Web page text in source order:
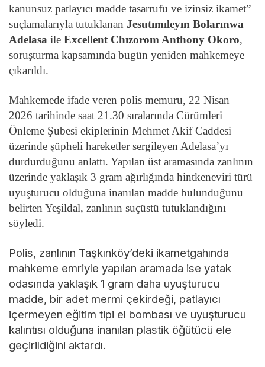
kanunsuz patlayıcı madde tasarrufu ve izinsiz ikamet”
suçlamalarıyla tutuklananJesutımıleyın Bolarınwa
Adelasa ileExcellent Chızorom Anthony Okoro,
soruşturma kapsamında bugün yeniden mahkemeye
çıkarıldı.
Mahkemede ifade veren polis memuru, 22 Nisan
2026 tarihinde saat 21.30 sıralarında Cürümleri
Önleme Şubesi ekiplerinin Mehmet Akif Caddesi
üzerinde şüpheli hareketler sergileyen Adelasa’yı
durdurduğunu anlattı. Yapılan üst aramasında zanlının
üzerinde yaklaşık 3 gram ağırlığında hintkeneviri türü
uyuşturucu olduğuna inanılan madde bulunduğunu
belirten Yeşildal, zanlının suçüstü tutuklandığını
söyledi.
Polis, zanlının Taşkınköy’deki ikametgahında
mahkeme emriyle yapılan aramada ise yatak
odasında yaklaşık 1 gram daha uyuşturucu
madde, bir adet mermi çekirdeği, patlayıcı
içermeyen eğitim tipi el bombası ve uyuşturucu
kalıntısı olduğuna inanılan plastik öğütücü ele
geçirildiğini aktardı.